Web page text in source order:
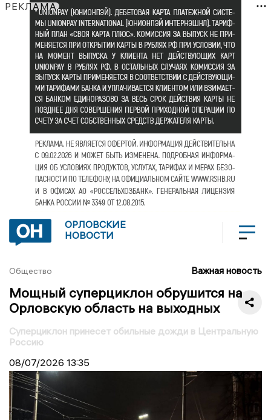
РЕКЛАМА
ОРЛОВСКИЕ
НОВОСТИ
Общество Важная новость
Мощный суперциклон обрушится на
Орловскую область на выходных
Суперциклон принесет обильные дожди в Центральную
Россию
08/07/2026 13:35